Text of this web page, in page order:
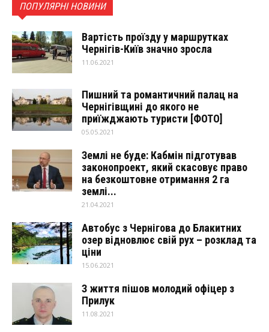
ПОПУЛЯРНІ НОВИНИ
Вартість проїзду у маршрутках
Чернігів-Київ значно зросла
11.06.2021
Пишний та романтичний палац на
Чернігівщині до якого не
приїжджають туристи [ФОТО]
05.05.2021
Землі не буде: Кабмін підготував
законопроект, який скасовує право
на безкоштовне отримання 2 га
землі...
21.04.2021
Автобус з Чернігова до Блакитних
озер відновлює свій рух – розклад та
ціни
15.06.2021
З життя пішов молодий офіцер з
Прилук
11.08.2021